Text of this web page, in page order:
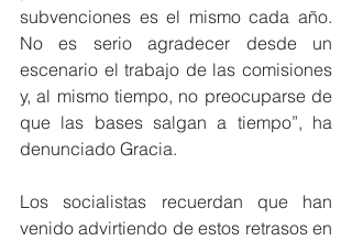
subvenciones es el mismo cada año.
No es serio agradecer desde un
escenario el trabajo de las comisiones
y, al mismo tiempo, no preocuparse de
que las bases salgan a tiempo”, ha
denunciado Gracia.
Los socialistas recuerdan que han
venido advirtiendo de estos retrasos en